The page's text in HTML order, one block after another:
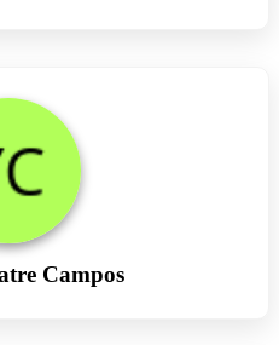
Campos